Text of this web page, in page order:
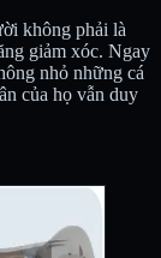
không phải là
giảm xóc. Ngay
nhỏ những cá
của họ vẫn duy